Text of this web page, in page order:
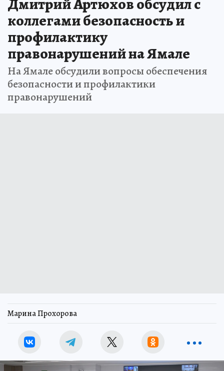
Дмитрий Артюхов обсудил с
коллегами безопасность и
профилактику
правонарушений на Ямале
На Ямале обсудили вопросы обеспечения
безопасности и профилактики
правонарушений
Марина Прохорова